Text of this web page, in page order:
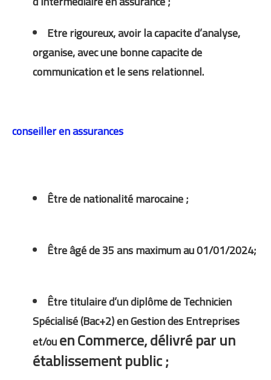
Etre rigoureux, avoir la capacite d’analyse,
organise, avec une bonne capacite de
communication et le sens relationnel.
conseiller en assurances
Être de nationalité marocaine ;
Être âgé de 35 ans maximum au 01/01/2024;
Être titulaire d’un diplôme de Technicien
Spécialisé (Bac+2) en Gestion des Entreprises
et/ouen Commerce, délivré par un
établissement public ;